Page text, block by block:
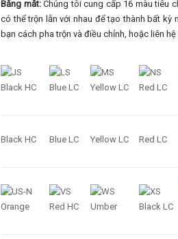
Bằng mắt:Chúng tôi cung cấp 16 màu tiêu
có thể trộn lẫn với nhau để tạo thành bất kỳ
bạn cách pha trộn và điều chỉnh, hoặc liên hệ
Black HC Blue LC Yellow LC Red LC